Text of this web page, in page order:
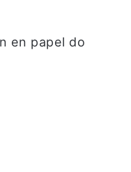
en papel do